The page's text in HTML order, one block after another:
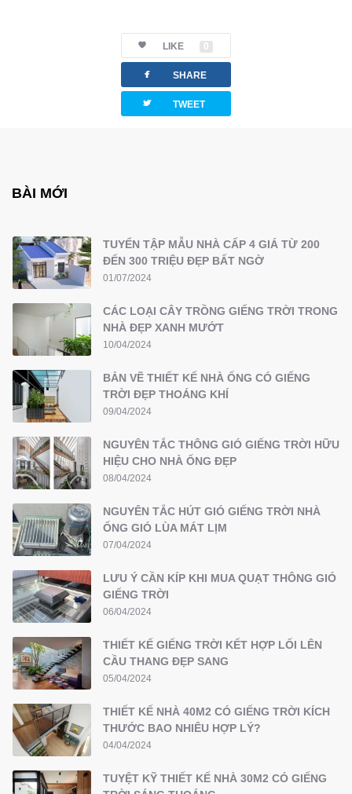
LIKE 0
facebook SHARE
twitterbird TWEET
BÀI MỚI
TUYỂN TẬP MẪU NHÀ CẤP 4 GIÁ TỪ 200
ĐẾN 300 TRIỆU ĐẸP BẤT NGỜ
01/07/2024
CÁC LOẠI CÂY TRỒNG GIẾNG TRỜI TRONG
NHÀ ĐẸP XANH MƯỚT
10/04/2024
BẢN VẼ THIẾT KẾ NHÀ ỐNG CÓ GIẾNG
TRỜI ĐẸP THOÁNG KHÍ
09/04/2024
NGUYÊN TẮC THÔNG GIÓ GIẾNG TRỜI HỮU
HIỆU CHO NHÀ ỐNG ĐẸP
08/04/2024
NGUYÊN TẮC HÚT GIÓ GIẾNG TRỜI NHÀ
ỐNG GIÓ LÙA MÁT LỊM
07/04/2024
LƯU Ý CẦN KÍP KHI MUA QUẠT THÔNG GIÓ
GIẾNG TRỜI
06/04/2024
THIẾT KẾ GIẾNG TRỜI KẾT HỢP LỐI LÊN
CẦU THANG ĐẸP SANG
05/04/2024
THIẾT KẾ NHÀ 40M2 CÓ GIẾNG TRỜI KÍCH
THƯỚC BAO NHIÊU HỢP LÝ?
04/04/2024
TUYỆT KỸ THIẾT KẾ NHÀ 30M2 CÓ GIẾNG